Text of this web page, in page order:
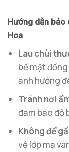
Hướng dẫn bảo
Hoa
Lau chùi
bề mặt
ảnh hưởng
Tránh nơi
đảm bảo độ
Không để
vệ lớp mạ